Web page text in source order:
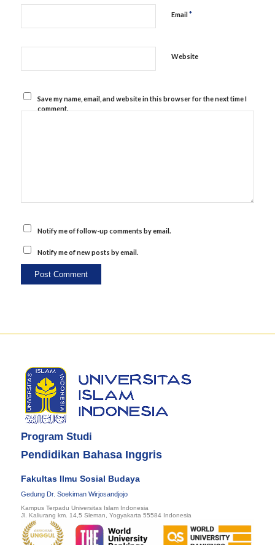
Email*
Website
Save my name, email, and website in this browser for the next time I
comment.
Notify me of follow-up comments by email.
Notify me of new posts by email.
Program Studi
Pendidikan Bahasa Inggris
Fakultas Ilmu Sosial Budaya
Gedung Dr. Soekiman Wirjosandjojo
Kampus Terpadu Universitas Islam Indonesia
Jl. Kaliurang km. 14,5 Sleman, Yogyakarta 55584 Indonesia